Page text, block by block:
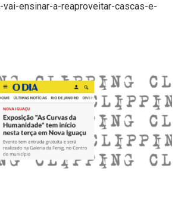
ensinar-a-reaproveitar-cascas-e-